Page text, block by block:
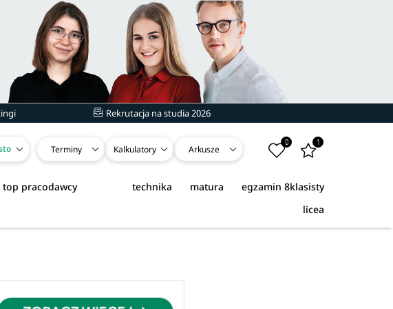
Rekrutacja na studia 2026
Terminy Kalkulatory Arkusze
0 1
top pracodawcy egzamin 8klasisty
matura
technika
licea